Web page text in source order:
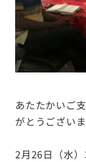
あたたかいご
がとうございま
2月26日（水